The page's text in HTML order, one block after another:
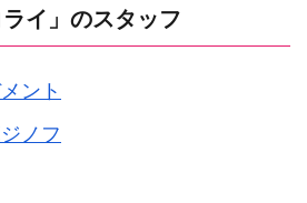
ライ」のスタッフ
ント
ノフ